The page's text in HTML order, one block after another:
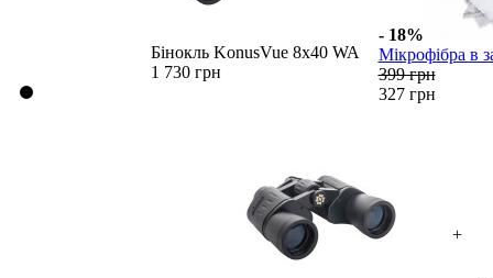
Бінокль KonusVue 8x40 WA
1 730 грн
- 18%
Мікрофібра в
399 грн
327 грн
+